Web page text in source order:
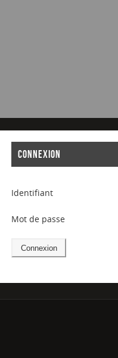
CONNEXION
Identifiant
Mot de passe